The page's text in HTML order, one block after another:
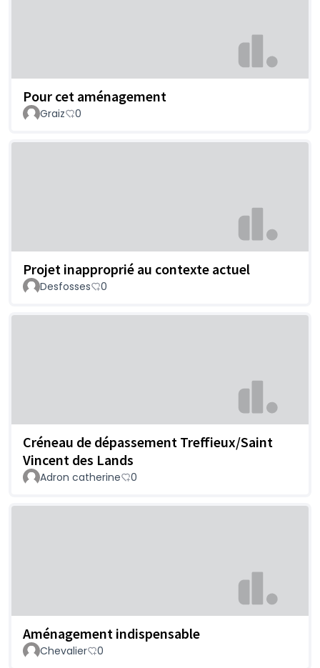
Pour cet aménagement
Graiz 0
Projet inapproprié au contexte actuel
Desfosses 0
Créneau de dépassement Treffieux/Saint
Vincent des Lands
Adron catherine 0
Aménagement indispensable
Chevalier 0